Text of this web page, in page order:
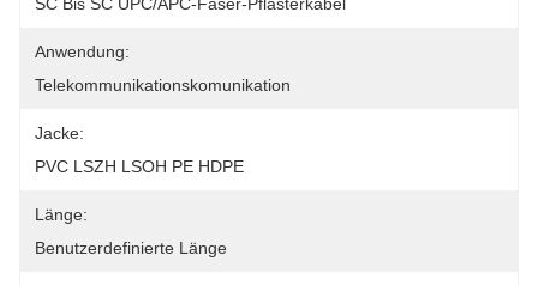
Anwendung:
Telekommunikationskomunikation
Jacke:
PVC LSZH LSOH PE HDPE
Länge:
Benutzerdefinierte Länge